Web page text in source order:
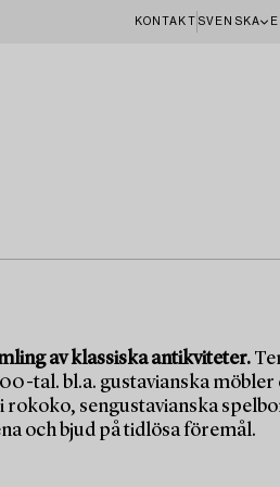
KONTAKT SVENSKA
av klassiska antikviteter.
tal. bl.a. gustavianska möbler
sengustavianska
och bjud på tidlösa föremål.